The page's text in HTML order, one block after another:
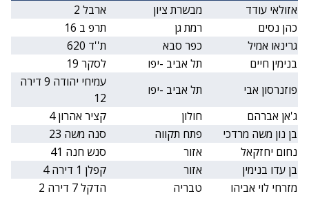
אזולאי עודד
מבשרת ציון
ארבל 2
כהן נסים
רמת גן
תרפ ב 16
גרינאו אמיל
כפר סבא
ת''ד 620
בנימין חיים
תל אביב -יפו
לסקר 19
פוזנרסון אבי
תל אביב -יפו
עמיחי יהודה 9 דירה
12
ג'אן אברהם
חולון
קציר אהרון 4
בן נון משה מרדכי
פתח תקווה
סנה משה 23
נחום יחזקאל
אזור
סנש חנה 41
בן עדו בנימין
אזור
קפלן 1 דירה 4
מזרחי לוי אביהו
טבריה הדקל 7 דירה 2